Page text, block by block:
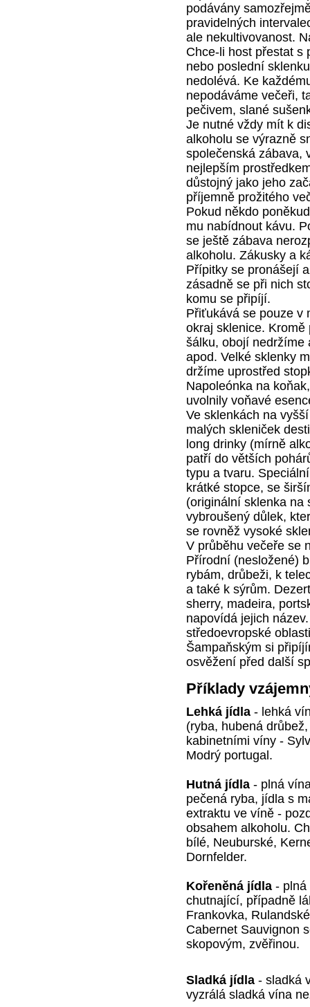
podávány
pravidelných
ale nekultivovanost.
Chce-li host přestat s
nebo poslední
nedolévá. Ke
nepo­dáváme večeři,
pečivem, slané
Je nutné vždy mít k
alkoholu se výrazně
společenská zábava,
nejlepším
důstojný jako jeho
příjemně prožitého
Pokud někdo
mu nabídnout kávu.
se ještě zábava
alkoholu. Zákusky a
Přípitky se pronášejí
zásadně se při nich
komu se připíjí.
Přiťukává se pouze v
okraj sklenice.
šálku, obojí nedržíme
apod. Velké sklenky
držíme upro­střed
Napoleónka na
uvolnily voňavé
Ve sklenkách na
malých skleniček
long drinky (mírně
patří do větších
typu a tvaru.
krátké stopce, se
(originální sklenka na
vybroušený důlek,
se rovněž vysoké
V průběhu večeře se
Přírodní (nesložené)
rybám, drůbeži, k
a také k sýrům.
sherry, madeira,
napovídá jejich
středoevropské
Šampaňským si
osvěžení před další
Příklady
Lehká jídla - lehká
(ryba, hubená
kabinetními víny -
Modrý portugal.
Hutná jídla - plná
pečená ryba, jídla s
extraktu ve víně -
obsahem alkoholu.
bílé, Neuburské,
Dornfelder.
Kořeněná jídla - plná
chutnající, případně
Frankovka,
Cabernet Sauvignon
skopovým, zvěřinou.
Sladká jídla - sladká
vyzrálá sladká vína